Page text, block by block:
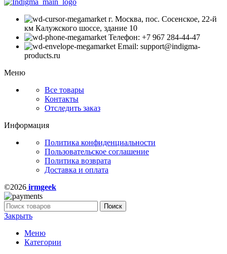
г. Москва, пос. Сосенское, 22-й
км Калужского шоссе, здание 10
Телефон: +7 967 284-44-47
Email: support@indigma-
products.ru
Меню
Все товары
Контакты
Отследить заказ
Информация
Политика конфиденциальности
Пользовательское соглашение
Политика возврата
Доставка и оплата
©2026 irmgeek
Поиск
Закрыть
Меню
Категории